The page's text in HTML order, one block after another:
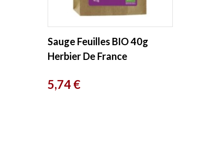
Sauge Feuilles BIO 40g
Herbier De France
Prix
5,74 €